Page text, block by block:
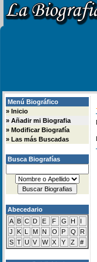
Menú Biográfico
» Inicio
» Añadir mi Biografia
» Modificar Biografía
» Las más Buscadas
Busca Biografías
Abecedario
A B C D E F G H
I
J
K L M N O P Q
R
S T U V W X Y Z #